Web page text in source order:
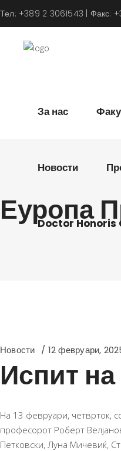
Тел: +389 2 3061543 | Факс:
За нас
Новости
Doctor Honoris
Еуропа
Новости 12 февруари,
Испит
На 13 февруари, четврток,
професорот Роберт
Петковски, Луна Мичевиќ,